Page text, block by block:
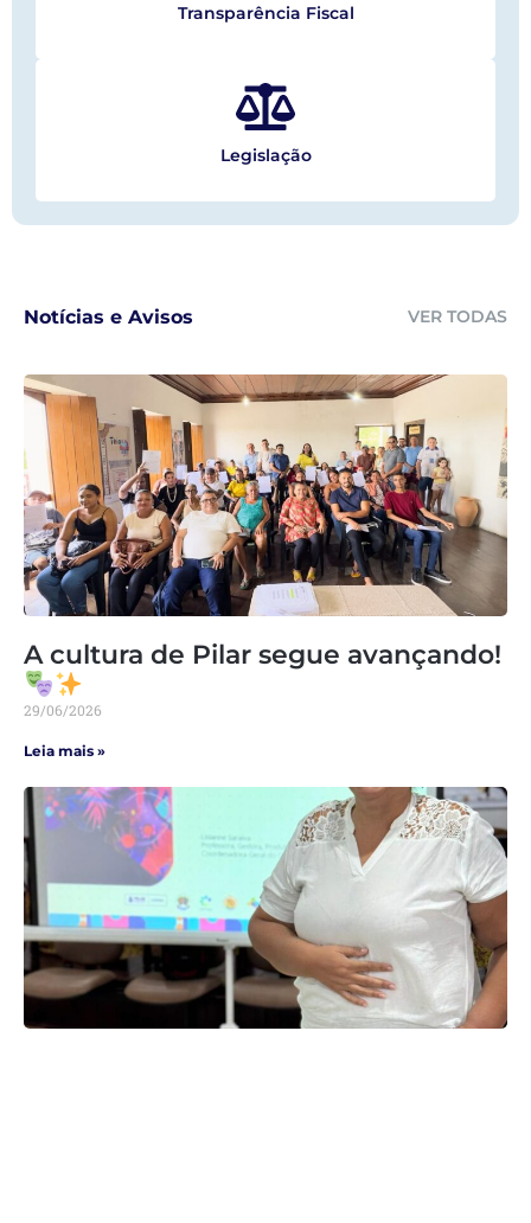
Transparência Fiscal
Legislação
Notícias e Avisos VER TODAS
A cultura de Pilar segue avançando!
29/06/2026
Leia mais »